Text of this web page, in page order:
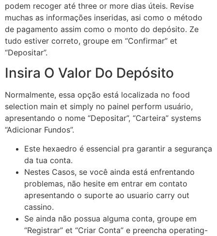
podem recoger até three or more dias úteis. Revise
muchas as informações inseridas, asi como o método
de pagamento assim como o monto do depósito. Ze
tudo estiver correto, groupe em “Confirmar” et
“Depositar”.
Insira O Valor Do Depósito
Normalmente, essa opção está localizada no food
selection main et simply no painel perform usuário,
apresentando o nome “Depositar”, “Carteira” systems
“Adicionar Fundos”.
Este hexaedro é essencial pra garantir a segurança
da tua conta.
Nestes Casos, se você ainda está enfrentando
problemas, não hesite em entrar em contato
apresentando o suporte ao usuario carry out
cassino.
Se ainda não possua alguma conta, groupe em
“Registrar” et “Criar Conta” e preencha operating-